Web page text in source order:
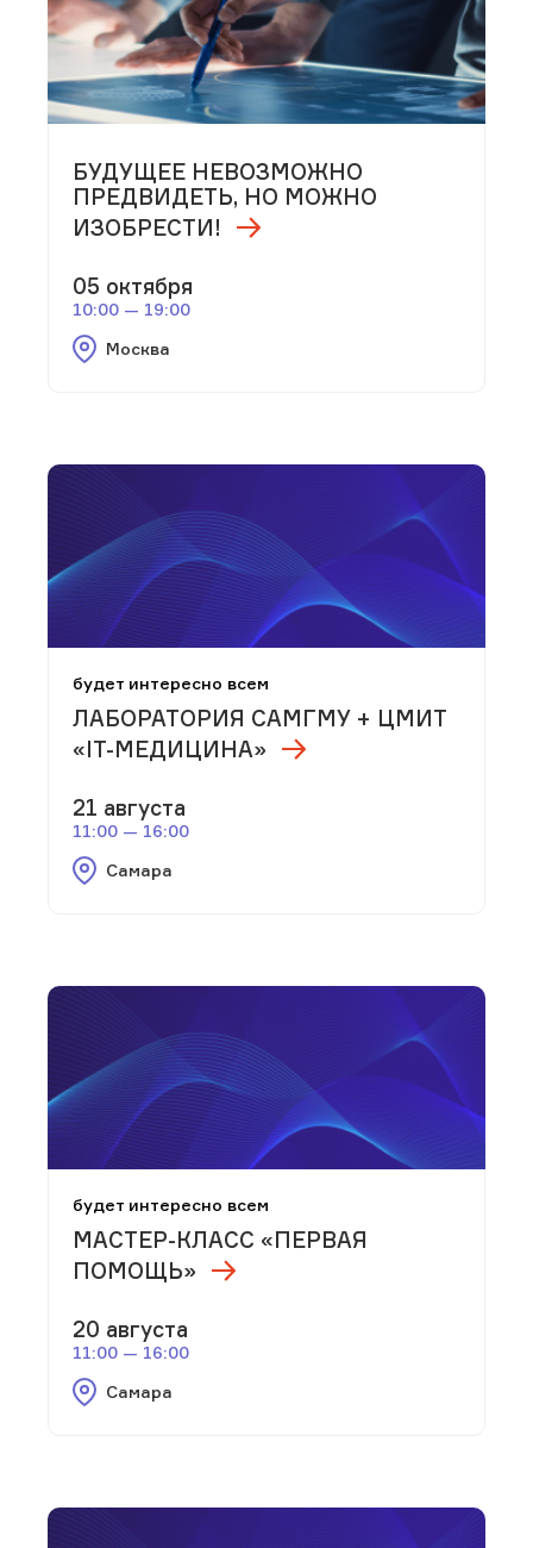
БУДУЩЕЕ НЕВОЗМОЖНО
ПРЕДВИДЕТЬ, НО МОЖНО
ИЗОБРЕСТИ!
05 октября
10:00 — 19:00
Москва
будет интересно всем
ЛАБОРАТОРИЯ САМГМУ + ЦМИТ
«IТ-МЕДИЦИНА»
21 августа
11:00 — 16:00
Самара
будет интересно всем
МАСТЕР-КЛАСС «ПЕРВАЯ
ПОМОЩЬ»
20 августа
11:00 — 16:00
Самара